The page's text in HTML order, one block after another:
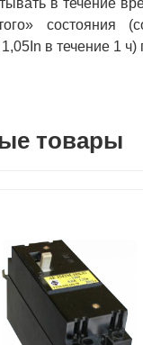
в течение
состояния
в течение 1 ч)
товары